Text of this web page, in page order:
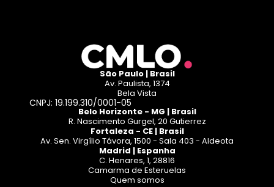
São Paulo | Brasil
Av. Paulista, 1374
Bela Vista
CNPJ: 19.199.310/0001-05
Belo Horizonte - MG | Brasil
R. Nascimento Gurgel, 20 Gutierrez
Fortaleza - CE | Brasil
Av. Sen. Virgílio Távora, 1500 - Sala 403 - Aldeota
Madrid | Espanha
C. Henares, 1, 28816
Camarma de Esteruelas
Quem somos